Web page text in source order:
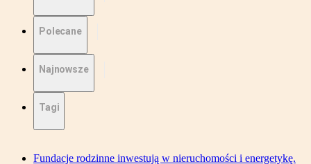
Polecane
Najnowsze
Tagi
Fundacje rodzinne inwestują w nieruchomości i energetykę.